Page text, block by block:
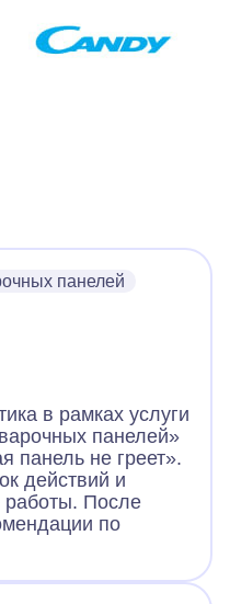
панелей
в рамках услуги
панелей»
панель не греет».
действий и
После
по